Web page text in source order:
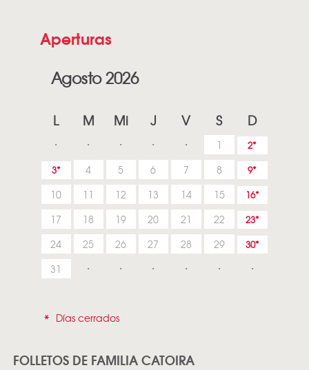
Aperturas
Agosto 2026
L M Mi J V S D
1
2
3
4 5 6 7 8 9
10 11 12 13 14 15 16
17 18 19 20 21 22 23
24 25 26 27 28 29 30
31
* Días cerrados
FOLLETOS DE FAMILIA CATOIRA